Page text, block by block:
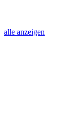
alle anzeigen